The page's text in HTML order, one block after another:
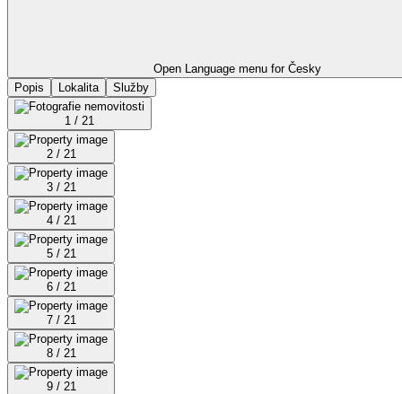
Open Language menu for Česky
Popis
Lokalita Služby
1 / 21
2 / 21
3 / 21
4 / 21
5 / 21
6 / 21
7 / 21
8 / 21
9 / 21